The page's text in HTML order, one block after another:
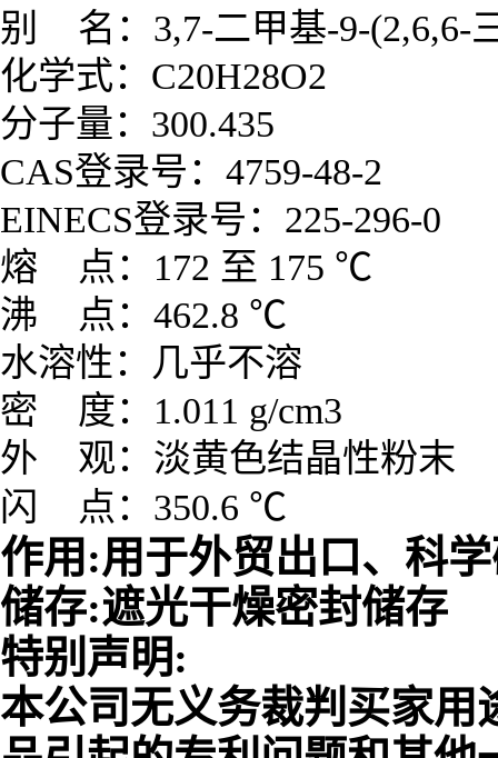
别 名： 3,7-二甲基-9-(2,6,6-
化学式： C20H28O2
分子量： 300.435
CAS登录号： 4759-48-2
EINECS登录号： 225-296-0
熔 点： 172 至 175 ℃
沸 点： 462.8 ℃
水溶性：
几乎不溶
密 度： 1.011 g/cm3
外 观： 淡黄色结晶性粉末
闪 点： 350.6 ℃
作用:用于外贸出口、科
储存:遮光干燥密封储存
特别声明:
本公司无义务裁判买家用